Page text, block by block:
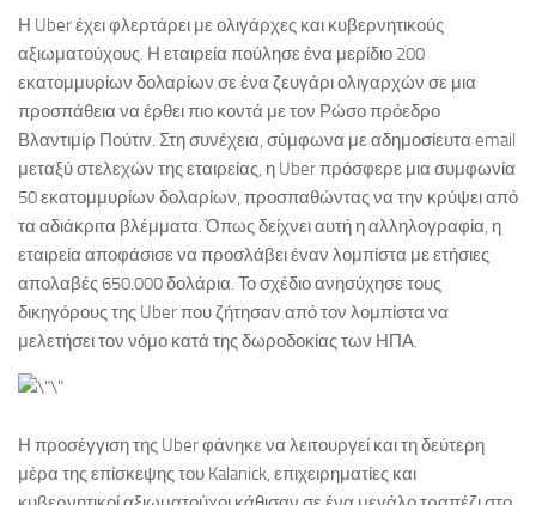
Η Uber έχει φλερτάρει με ολιγάρχες και κυβερνητικούς
αξιωματούχους. Η εταιρεία πούλησε ένα μερίδιο 200
εκατομμυρίων δολαρίων σε ένα ζευγάρι ολιγαρχών σε μια
προσπάθεια να έρθει πιο κοντά με τον Ρώσο πρόεδρο
Βλαντιμίρ Πούτιν. Στη συνέχεια, σύμφωνα με αδημοσίευτα email
μεταξύ στελεχών της εταιρείας, η Uber πρόσφερε μια συμφωνία
50 εκατομμυρίων δολαρίων, προσπαθώντας να την κρύψει από
τα αδιάκριτα βλέμματα. Όπως δείχνει αυτή η αλληλογραφία, η
εταιρεία αποφάσισε να προσλάβει έναν λομπίστα με ετήσιες
απολαβές 650.000 δολάρια. Το σχέδιο ανησύχησε τους
δικηγόρους της Uber που ζήτησαν από τον λομπίστα να
μελετήσει τον νόμο κατά της δωροδοκίας των ΗΠΑ.
Η προσέγγιση της Uber φάνηκε να λειτουργεί και τη δεύτερη
μέρα της επίσκεψης του Kalanick, επιχειρηματίες και